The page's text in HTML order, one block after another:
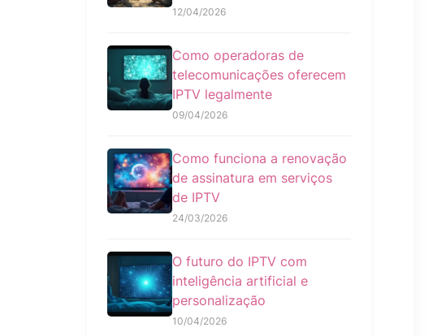
12/04/2026
Como operadoras de
telecomunicações oferecem
IPTV legalmente
09/04/2026
Como funciona a renovação
de assinatura em serviços
de IPTV
24/03/2026
O futuro do IPTV com
inteligência artificial e
personalização
10/04/2026